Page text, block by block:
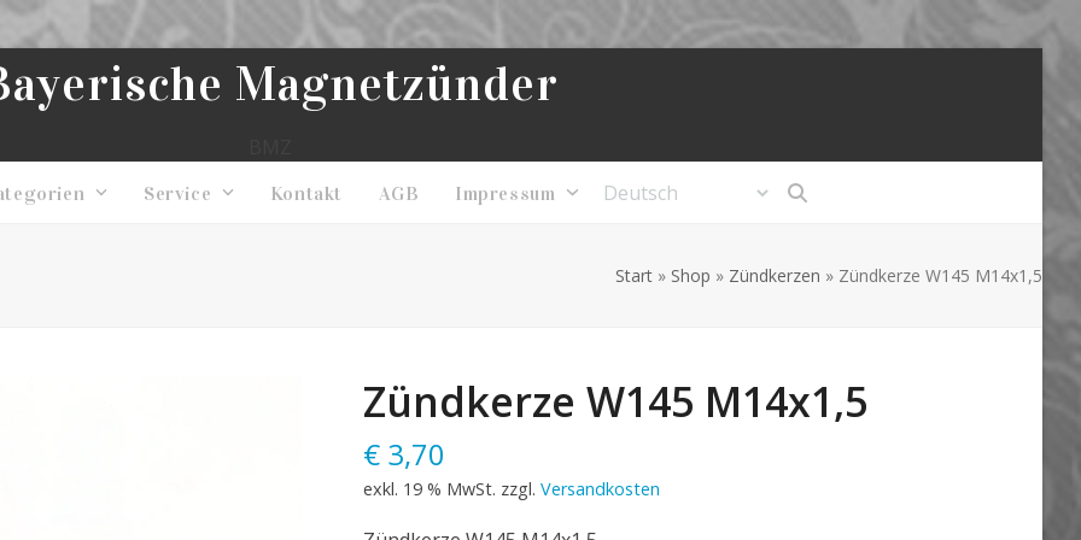
Magnetzünder
Service Kontakt AGB Impressum
Start » Shop » Zündkerzen » Zündkerze W145 M14x1,5
Zündkerze W145 M14x1,5
€3,70
exkl. 19 % MwSt. zzgl. Versandkosten